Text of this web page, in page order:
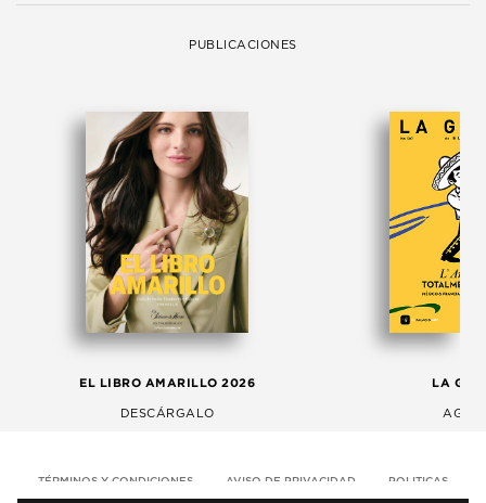
PUBLICACIONES
EL LIBRO AMARILLO 2026
DESCÁRGALO
LA
TÉRMINOS Y CONDICIONES AVISO DE PRIVACIDAD POLITICAS